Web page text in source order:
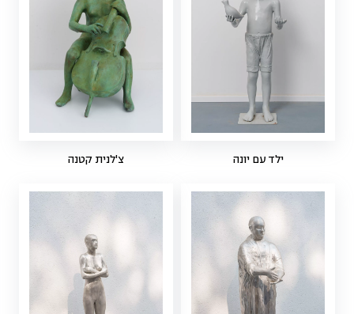
ילד עם יונה צ'לנית קטנה